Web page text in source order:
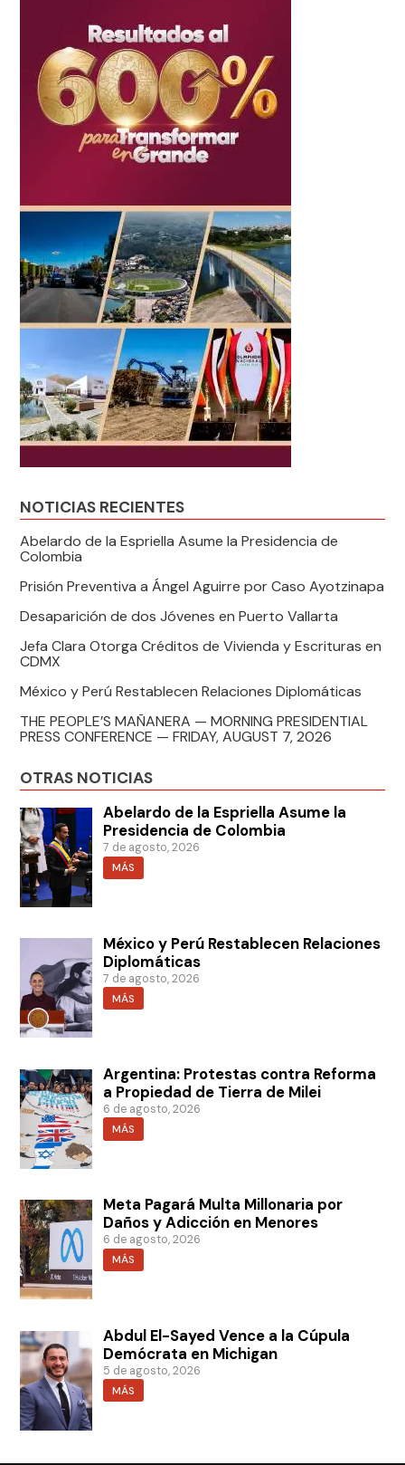
NOTICIAS RECIENTES
Abelardo de la Espriella Asume la Presidencia de
Colombia
Prisión Preventiva a Ángel Aguirre por Caso Ayotzinapa
Desaparición de dos Jóvenes en Puerto Vallarta
Jefa Clara Otorga Créditos de Vivienda y Escrituras en
CDMX
México y Perú Restablecen Relaciones Diplomáticas
THE PEOPLE’S MAÑANERA — MORNING PRESIDENTIAL
PRESS CONFERENCE — FRIDAY, AUGUST 7, 2026
OTRAS NOTICIAS
Abelardo de la Espriella Asume la
Presidencia de Colombia
7 de agosto, 2026
MÁS
México y Perú Restablecen Relaciones
Diplomáticas
7 de agosto, 2026
MÁS
Argentina: Protestas contra Reforma
a Propiedad de Tierra de Milei
6 de agosto, 2026
MÁS
Meta Pagará Multa Millonaria por
Daños y Adicción en Menores
6 de agosto, 2026
MÁS
Abdul El-Sayed Vence a la Cúpula
Demócrata en Michigan
5 de agosto, 2026
MÁS